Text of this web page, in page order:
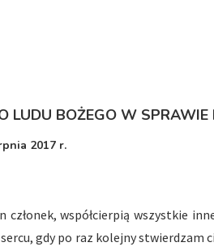
LUDU BOŻEGO W
2017 r.
członek, współcierpią wszystkie
gdy po raz kolejny stwierdzam